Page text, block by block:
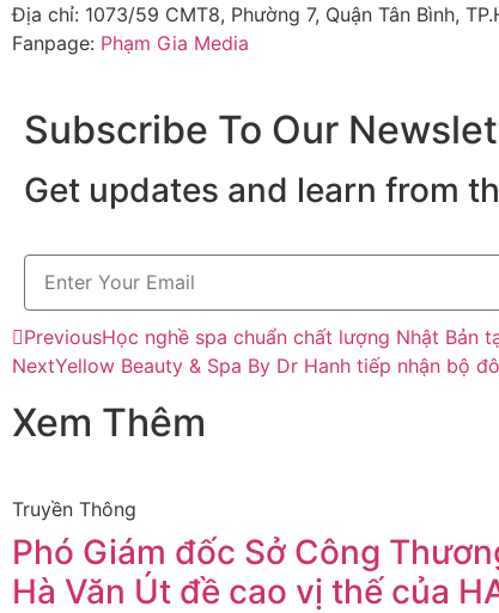
Địa chỉ: 1073/59 CMT8, Phường 7, Quận Tân Bình,
Fanpage: Phạm Gia Media
Subscribe To Our
Get updates and learn from
PreviousHọc nghề spa chuẩn chất lượng Nhật Bản
NextYellow Beauty & Spa By Dr Hanh tiếp nhận bộ
Xem Thêm
Truyền Thông
Phó Giám đốc Sở Công
Hà Văn Út đề cao vị thế của